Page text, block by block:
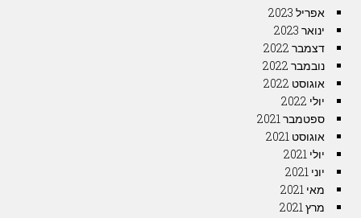
אפריל 2023
ינואר 2023
דצמבר 2022
נובמבר 2022
אוגוסט 2022
יולי 2022
ספטמבר 2021
אוגוסט 2021
יולי 2021
יוני 2021
מאי 2021
מרץ 2021